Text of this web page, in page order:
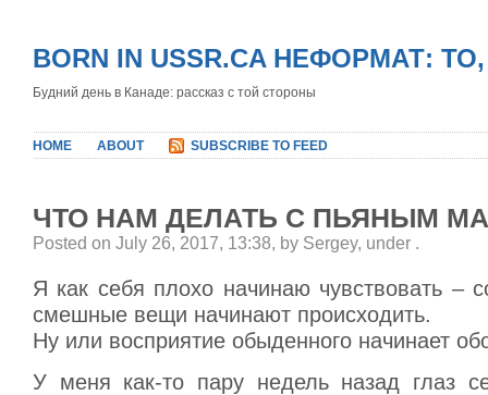
BORN IN USSR.CA НЕФОРМАТ:
Будний день в Канаде: рассказ с той стороны
HOME ABOUT SUBSCRIBE TO FEED
ЧТО НАМ ДЕЛАТЬ С ПЬЯНЫМ
Posted on July 26, 2017, 13:38, by Sergey, under .
Я как себя плохо начинаю чувствовать –
смешные вещи начинают происходить.
Ну или восприятие обыденного начинает
У меня как-то пару недель назад глаз